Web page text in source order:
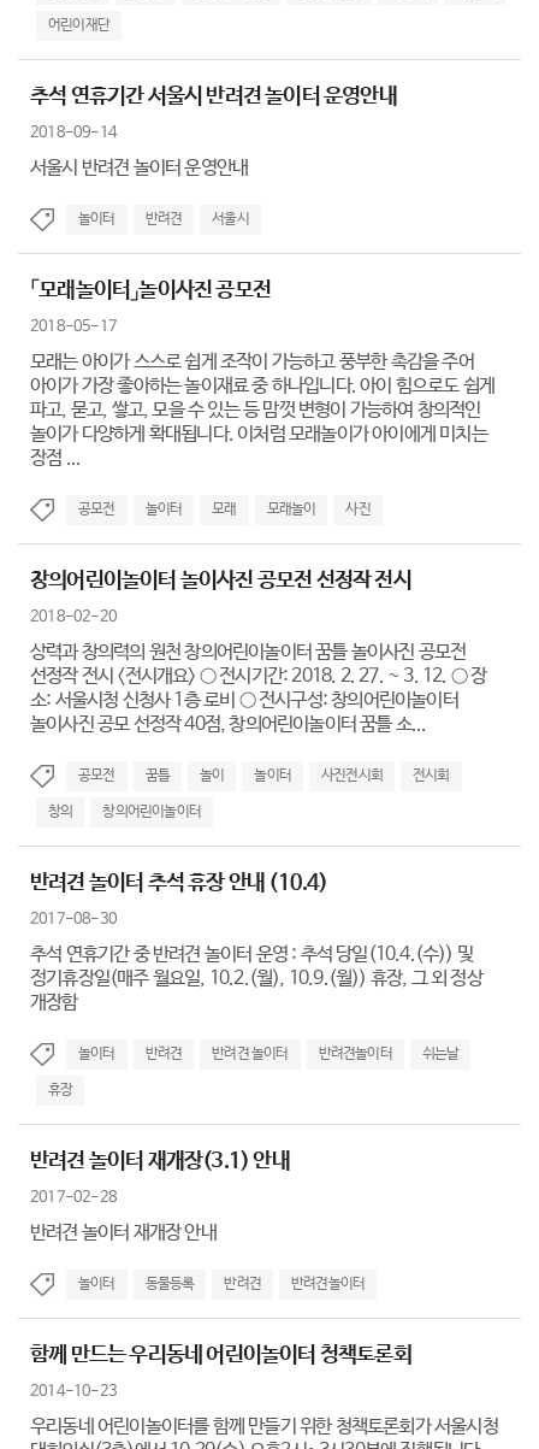
어린이재단
추석 연휴기간 서울시 반려견 놀이터 운영안내
2018-09-14
서울시 반려견 놀이터 운영안내
놀이터 반려견 서울시
「모래놀이터」놀이사진 공모전
2018-05-17
모래는 아이가 스스로 쉽게 조작이 가능하고 풍부한 촉감을 주어
아이가 가장 좋아하는 놀이재료 중 하나입니다. 아이 힘으로도 쉽게
파고, 묻고, 쌓고, 모을 수 있는 등 맘껏 변형이 가능하여 창의적인
놀이가 다양하게 확대됩니다. 이처럼 모래놀이가 아이에게 미치는
장점 ...
공모전 놀이터 모래 모래놀이 사진
창의어린이놀이터 놀이사진 공모전 선정작 전시
2018-02-20
상력과 창의력의 원천 창의어린이놀이터 꿈틀 놀이사진 공모전
선정작 전시 <전시개요> ○ 전시기간: 2018. 2. 27. ~ 3. 12. ○ 장
소: 서울시청 신청사 1층 로비 ○ 전시구성: 창의어린이놀이터
놀이사진 공모 선정작 40점, 창의어린이놀이터 꿈틀 소...
공모전 꿈틀 놀이 놀이터 사진전시회 전시회
창의 창의어린이놀이터
반려견 놀이터 추석 휴장 안내 (10.4)
2017-08-30
추석 연휴기간 중 반려견 놀이터 운영 : 추석 당일(10.4.(수)) 및
정기휴장일(매주 월요일, 10.2.(월), 10.9.(월)) 휴장, 그 외 정상
개장함
놀이터 반려견 반려견 놀이터 반려견놀이터 쉬는날
휴장
반려견 놀이터 재개장(3.1) 안내
2017-02-28
반려견 놀이터 재개장 안내
놀이터 동물등록 반려견 반려견놀이터
함께 만드는 우리동네 어린이놀이터 청책토론회
2014-10-23
우리동네 어린이놀이터를 함께 만들기 위한 청책토론회가 서울시청